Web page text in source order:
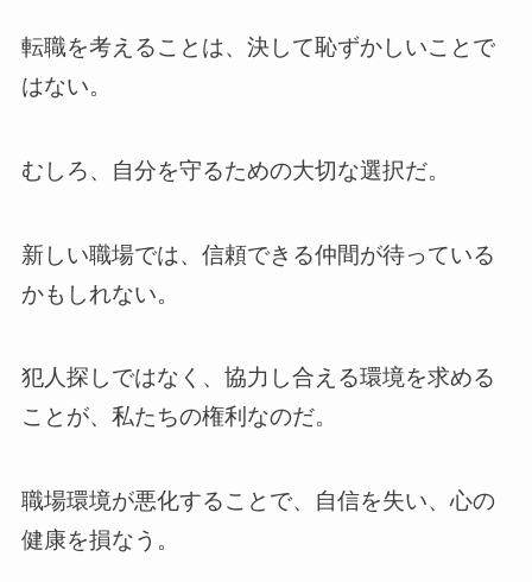
転職を考えることは、決して恥ずかしいことで
はない。
むしろ、自分を守るための大切な選択だ。
新しい職場では、信頼できる仲間が待っている
かもしれない。
犯人探しではなく、協力し合える環境を求める
ことが、私たちの権利なのだ。
職場環境が悪化することで、自信を失い、心の
健康を損なう。